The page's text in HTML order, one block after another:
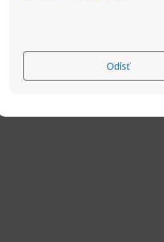
Odísť